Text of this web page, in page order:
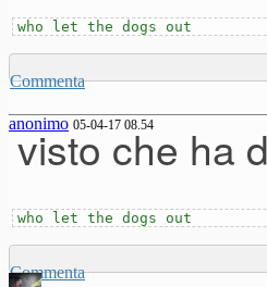
who let the dogs out
Commenta
anonimo 05-04-17 08.54
visto che ha
who let the dogs out
Commenta